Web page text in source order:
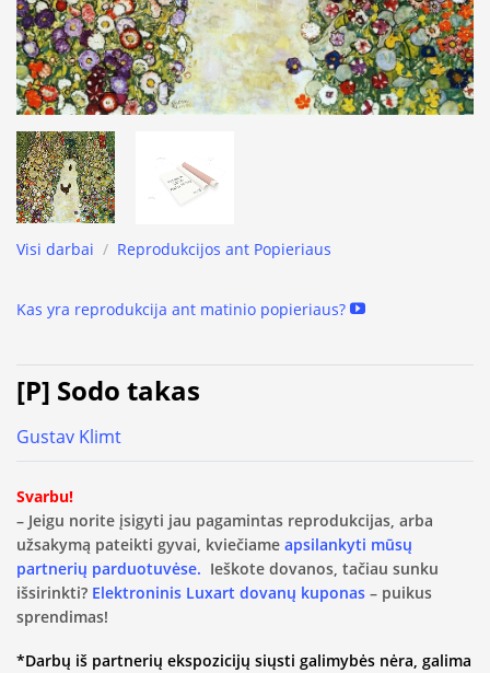
Visi darbai / Reprodukcijos ant Popieriaus
Kas yra reprodukcija ant matinio popieriaus?
[P] Sodo takas
Gustav Klimt
Svarbu!
– Jeigu norite įsigyti jau pagamintas reprodukcijas, arba
užsakymą pateikti gyvai, kviečiame apsilankyti mūsų
partnerių parduotuvėse. Ieškote dovanos, tačiau sunku
išsirinkti? Elektroninis Luxart dovanų kuponas – puikus
sprendimas!
*Darbų iš partnerių ekspozicijų siųsti galimybės nėra, galima